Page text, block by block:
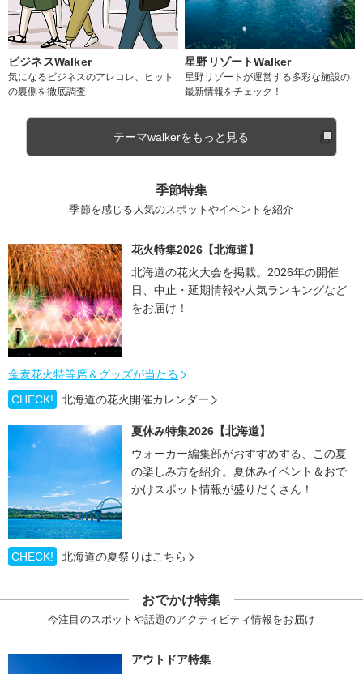
ビジネスWalker
気になるビジネスのアレコレ、ヒット
の裏側を徹底調査
星野リゾートWalker
星野リゾートが運営する多彩な施設の
最新情報をチェック！
テーマwalkerをもっと見る
季節特集
季節を感じる人気のスポットやイベントを紹介
花火特集2026【北海道】
北海道の花火大会を掲載。2026年の開催
日、中止・延期情報や人気ランキングなど
をお届け！
金麦花火特等席＆グッズが当たる
CHECK!
北海道の花火開催カレンダー
夏休み特集2026【北海道】
ウォーカー編集部がおすすめする、この夏
の楽しみ方を紹介。夏休みイベント＆おで
かけスポット情報が盛りだくさん！
CHECK! 北海道の夏祭りはこちら
おでかけ特集
今注目のスポットや話題のアクティビティ情報をお届け
アウトドア特集